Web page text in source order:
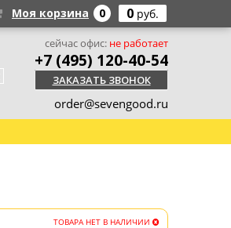
сейчас офис: не работает
+7 (495) 120-40-54
ЗАКАЗАТЬ ЗВОНОК
order@sevengood.ru
ТОВАРА НЕТ В НАЛИЧИИ
Моя корзина 0 0 руб.